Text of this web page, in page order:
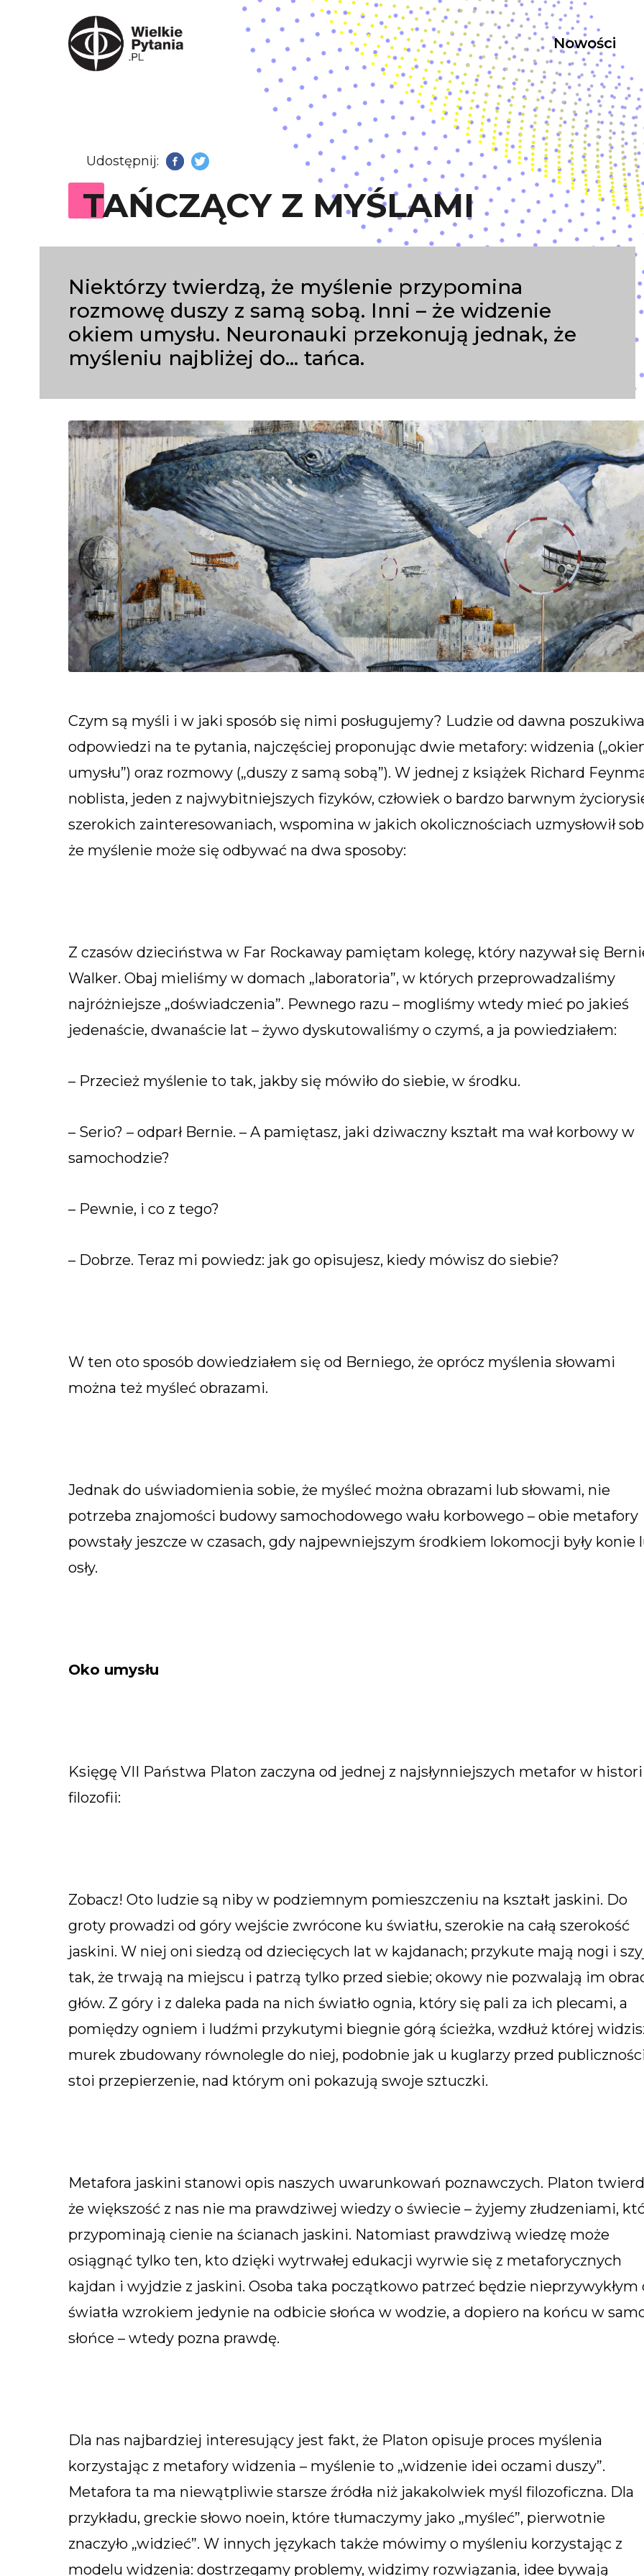
Nowości
Udostępnij: Facebook
Twitter
TAŃCZĄCY Z MYŚLAMI
Niektórzy twierdzą, że myślenie przypomina
rozmowę duszy z samą sobą. Inni – że widzenie
okiem umysłu. Neuronauki przekonują jednak, że
myśleniu najbliżej do… tańca.
Czym są myśli i w jaki sposób się nimi posługujemy? Ludzie od dawna
odpowiedzi na te pytania, najczęściej proponując dwie metafory: widzenia
umysłu”) oraz rozmowy („duszy z samą sobą”). W jednej z książek Richard
noblista, jeden z najwybitniejszych fizyków, człowiek o bardzo barwnym
szerokich zainteresowaniach, wspomina w jakich okolicznościach uzmysłowił
że myślenie może się odbywać na dwa sposoby:
Z czasów dzieciństwa w Far Rockaway pamiętam kolegę, który nazywał się
Walker. Obaj mieliśmy w domach „laboratoria”, w których przeprowadzaliśmy
najróżniejsze „doświadczenia”. Pewnego razu – mogliśmy wtedy mieć po jakieś
jedenaście, dwanaście lat – żywo dyskutowaliśmy o czymś, a ja powiedziałem:
– Przecież myślenie to tak, jakby się mówiło do siebie, w środku.
– Serio? – odparł Bernie. – A pamiętasz, jaki dziwaczny kształt ma wał korbowy w
samochodzie?
– Pewnie, i co z tego?
– Dobrze. Teraz mi powiedz: jak go opisujesz, kiedy mówisz do siebie?
W ten oto sposób dowiedziałem się od Berniego, że oprócz myślenia słowami
można też myśleć obrazami.
Jednak do uświadomienia sobie, że myśleć można obrazami lub słowami, nie
potrzeba znajomości budowy samochodowego wału korbowego – obie metafory
powstały jeszcze w czasach, gdy najpewniejszym środkiem lokomocji były konie
osły.
Oko umysłu
Księgę VII Państwa Platon zaczyna od jednej z najsłynniejszych metafor w
filozofii:
Zobacz! Oto ludzie są niby w podziemnym pomieszczeniu na kształt jaskini. Do
groty prowadzi od góry wejście zwrócone ku światłu, szerokie na całą szerokość
jaskini. W niej oni siedzą od dziecięcych lat w kajdanach; przykute mają nogi i
tak, że trwają na miejscu i patrzą tylko przed siebie; okowy nie pozwalają im
głów. Z góry i z daleka pada na nich światło ognia, który się pali za ich plecami, a
pomiędzy ogniem i ludźmi przykutymi biegnie górą ścieżka, wzdłuż której
murek zbudowany równolegle do niej, podobnie jak u kuglarzy przed
stoi przepierzenie, nad którym oni pokazują swoje sztuczki.
Metafora jaskini stanowi opis naszych uwarunkowań poznawczych. Platon
że większość z nas nie ma prawdziwej wiedzy o świecie – żyjemy złudzeniami,
przypominają cienie na ścianach jaskini. Natomiast prawdziwą wiedzę może
osiągnąć tylko ten, kto dzięki wytrwałej edukacji wyrwie się z metaforycznych
kajdan i wyjdzie z jaskini. Osoba taka początkowo patrzeć będzie nieprzywykłym
światła wzrokiem jedynie na odbicie słońca w wodzie, a dopiero na końcu w
słońce – wtedy pozna prawdę.
Dla nas najbardziej interesujący jest fakt, że Platon opisuje proces myślenia
korzystając z metafory widzenia – myślenie to „widzenie idei oczami duszy”.
Metafora ta ma niewątpliwie starsze źródła niż jakakolwiek myśl filozoficzna. Dla
przykładu, greckie słowo noein, które tłumaczymy jako „myśleć”, pierwotnie
znaczyło „widzieć”. W innych językach także mówimy o myśleniu korzystając z
modelu widzenia: dostrzegamy problemy, widzimy rozwiązania, idee bywają